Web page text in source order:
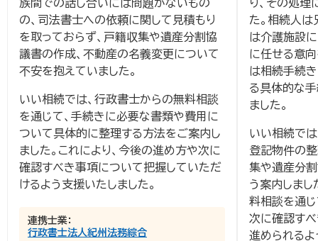
族間での話し合いには問題がないもの
の、司法書士への依頼に関して見積もり
を取っておらず、戸籍収集や遺産分割協
議書の作成、不動産の名義変更について
不安を抱えていました。
いい相続では、行政書士からの無料相談
を通じて、手続きに必要な書類や費用に
ついて具体的に整理する方法をご案内し
ました。これにより、今後の進め方や次に
確認すべき事項について把握していただ
けるよう支援いたしました。
連携士業：
行政書士法人紀州法務綜合
り、その処理
た。相続人は
は介護施設
に任せる意
は相続手続
る具体的な
ました。
いい相続で
登記物件の
集や遺産分
う案内しまし
料相談を通
次に確認すべ
進められるよ